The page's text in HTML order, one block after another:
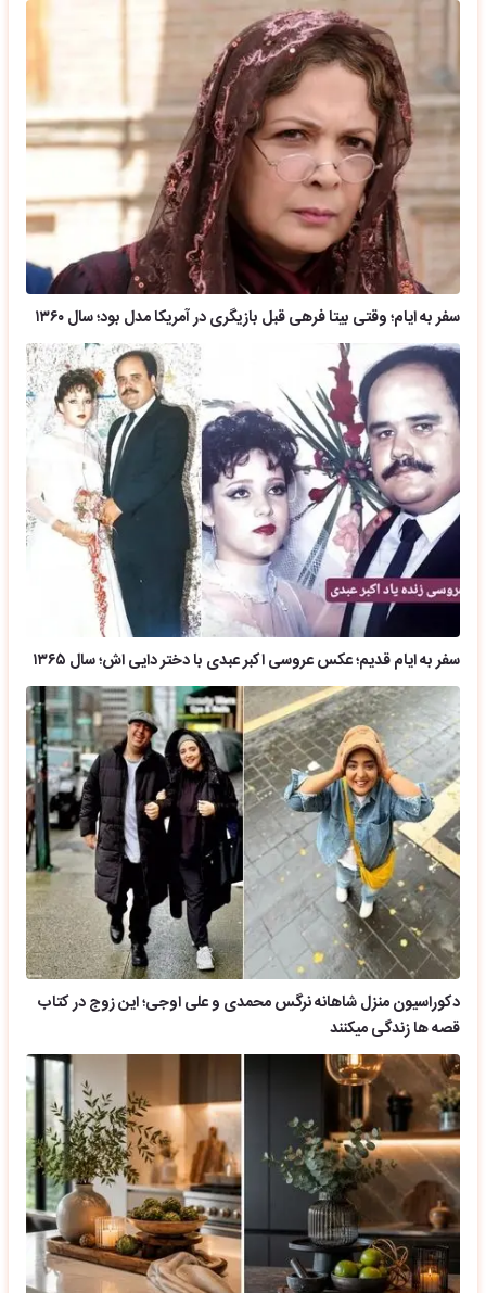
سفر به ایام؛ وقتی بیتا فرهی قبل بازیگری در آمریکا مدل بود؛ سال ۱۳۶۰
سفر به ایام قدیم؛ عکس عروسی اکبر عبدی با دختر دایی اش؛ سال ۱۳۶۵
دکوراسیون منزل شاهانه نرگس محمدی و علی اوجی؛ این زوج در کتاب
قصه ها زندگی میکنند